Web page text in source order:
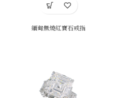
緬甸無燒紅寶石戒指